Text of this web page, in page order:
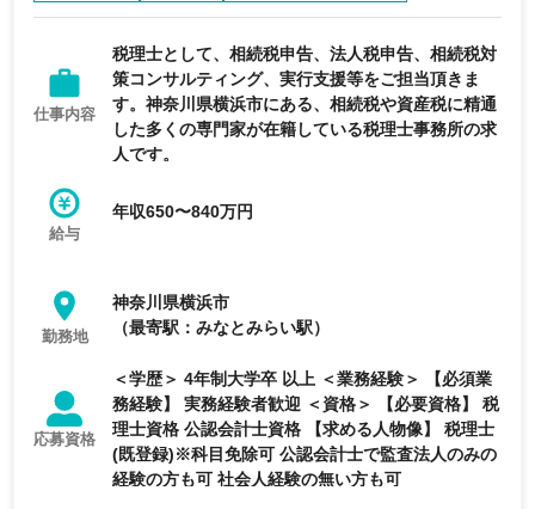
育休・産休実績あり
仕事内容
税理士として、相続税申告、法人税申告、相続税対
策コンサルティング、実行支援等をご担当頂きま
す。神奈川県横浜市にある、相続税や資産税に精通
した多くの専門家が在籍している税理士事務所の求
人です。
給与
年収650〜840万円
勤務地
神奈川県横浜市
（最寄駅：みなとみらい駅）
応募資格
＜学歴＞ 4年制大学卒 以上 ＜業務経験＞ 【必須業
務経験】 実務経験者歓迎 ＜資格＞ 【必要資格】 税
理士資格 公認会計士資格 【求める人物像】 税理士
(既登録)※科目免除可 公認会計士で監査法人のみの
経験の方も可 社会人経験の無い方も可